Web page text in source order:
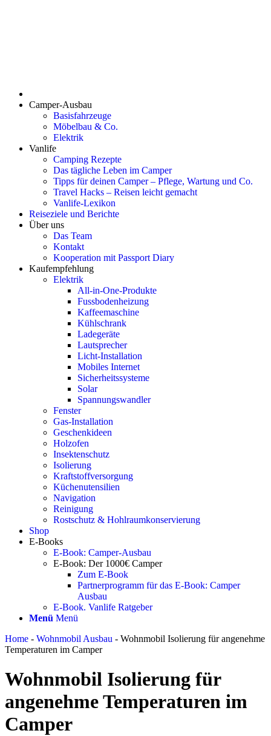
Camper-Ausbau
Basisfahrzeuge
Möbelbau & Co.
Elektrik
Vanlife
Camping Rezepte
Das tägliche Leben im Camper
Tipps für deinen Camper – Pflege, Wartung und Co.
Travel Hacks – Reisen leicht gemacht
Vanlife-Lexikon
Reiseziele und Berichte
Über uns
Das Team
Kontakt
Kooperation mit Passport Diary
Kaufempfehlung
Elektrik
All-in-One-Produkte
Fussbodenheizung
Kaffeemaschine
Kühlschrank
Ladegeräte
Lautsprecher
Licht-Installation
Mobiles Internet
Sicherheitssysteme
Solar
Spannungswandler
Fenster
Gas-Installation
Geschenkideen
Holzofen
Insektenschutz
Isolierung
Kraftstoffversorgung
Küchenutensilien
Navigation
Reinigung
Rostschutz & Hohlraumkonservierung
Shop
E-Books
E-Book: Camper-Ausbau
E-Book: Der 1000€ Camper
Zum E-Book
Partnerprogramm für das E-Book: Camper
Ausbau
E-Book. Vanlife Ratgeber
Menü Menü
Home - Wohnmobil Ausbau - Wohnmobil Isolierung für angenehme
Temperaturen im Camper
Wohnmobil Isolierung für
angenehme Temperaturen im
Camper